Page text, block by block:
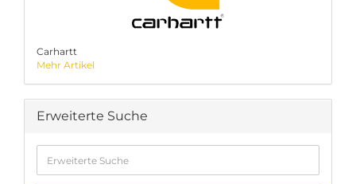
Carhartt
Mehr Artikel
Erweiterte Suche
Suche